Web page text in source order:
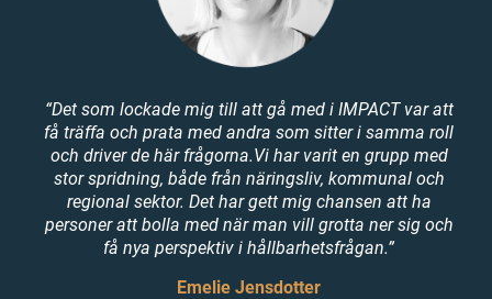
“Det som lockade mig till att gå med i IMPACT var att
få träffa och prata med andra som sitter i samma roll
och driver de här frågorna.Vi har varit en grupp med
stor spridning, både från näringsliv, kommunal och
regional sektor. Det har gett mig chansen att ha
personer att bolla med när man vill grotta ner sig och
få nya perspektiv i hållbarhetsfrågan.”
Emelie Jensdotter